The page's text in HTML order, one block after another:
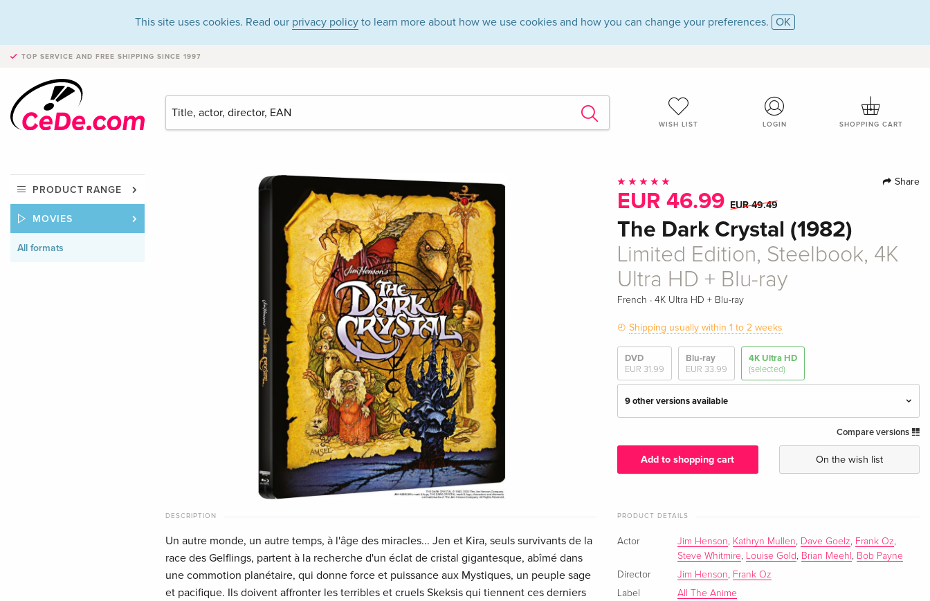
This site uses cookies. Read our privacy policy to learn more about how we use cookies and how you can change your preferences. OK
TOP SERVICE AND FREE SHIPPING SINCE 1997
WISH LIST LOGIN SHOPPING CART
PRODUCT RANGE
MOVIES
All formats
Share
EUR 46.99 EUR 49.49
The Dark Crystal (1982)
Limited Edition, Steelbook, 4K
Ultra HD + Blu-ray
French ·4K Ultra HD + Blu-ray
Shipping usually within 1 to 2 weeks
DVD
EUR 31.99
Blu-ray
EUR 33.99
4K Ultra HD
(selected)
9 other versions available
ray
English · UK Version
EUR 57.99
Limited Collector's Edition, 4K Ultra HD + Blu-
ray
English · US Version
EUR 164.99
Compare versions
Add to shopping cart On the wish list
DESCRIPTION
Un autre monde, un autre temps, à l'âge des miracles... Jen et Kira, seuls survivants de la
race des Gelflings, partent à la recherche d'un éclat de cristal gigantesque, abîmé dans
une commotion planétaire, qui donne force et puissance aux Mystiques, un peuple sage
et pacifique. Ils doivent affronter les terribles et cruels Skeksis qui tiennent ces derniers
PRODUCT DETAILS
Actor Jim Henson, Kathryn Mullen, Dave Goelz, Frank Oz,
Steve Whitmire, Louise Gold , Brian Meehl , Bob Payne
Director
Jim Henson, Frank Oz
Label
All The Anime